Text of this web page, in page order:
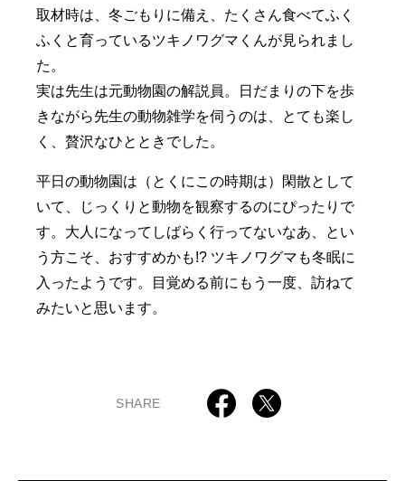
取材時は、冬ごもりに備え、たくさん食べてふく
ふくと育っているツキノワグマくんが見られまし
た。
実は先生は元動物園の解説員。日だまりの下を歩
きながら先生の動物雑学を伺うのは、とても楽し
く、贅沢なひとときでした。
平日の動物園は（とくにこの時期は）閑散として
いて、じっくりと動物を観察するのにぴったりで
す。大人になってしばらく行ってないなあ、とい
う方こそ、おすすめかも!? ツキノワグマも冬眠に
入ったようです。目覚める前にもう一度、訪ねて
みたいと思います。
SHARE